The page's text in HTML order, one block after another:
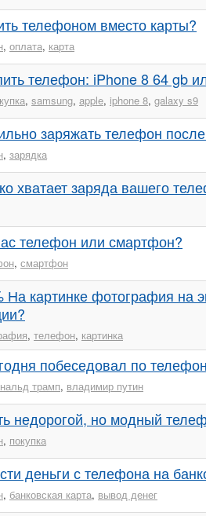
телефоном вместо карты?
, оплата, карта
телефон: iPhone 8 64 gb
, samsung, apple, iphone 8, galaxy s9
заряжать телефон
, зарядка
хватает заряда вашего
телефон или смартфон?
, смартфон
На картинке фотография на
, телефон, картинка
побеседовал по
трамп, владимир путин
недорогой, но модный
, покупка
деньги с телефона на
, банковская карта, вывод денег